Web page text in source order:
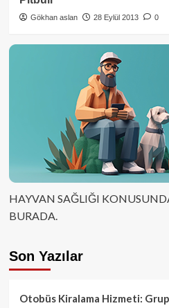
Gökhan aslan 28 Eylül 2013 0
HAYVAN SAĞLIĞI
BURADA.
Son Yazılar
Otobüs Kiralama Hizmeti: